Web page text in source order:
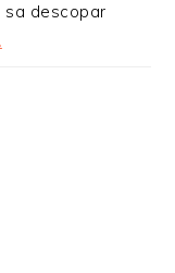
sa descopar